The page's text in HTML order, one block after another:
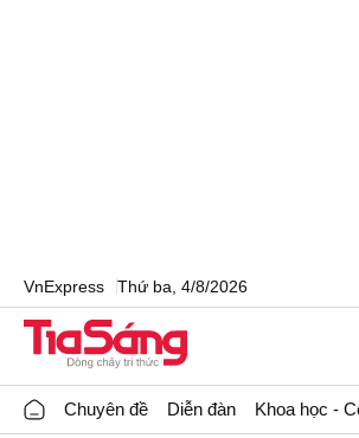
VnExpress Thứ ba, 4/8/2026
Chuyên đề Diễn đàn Khoa học -